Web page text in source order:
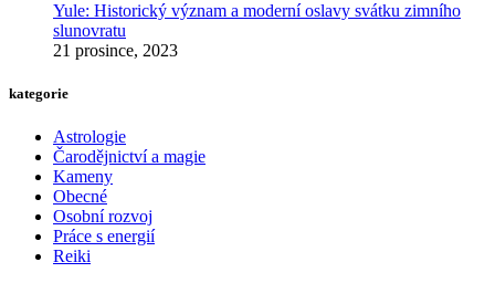
Yule: Historický význam a moderní oslavy svátku zimního
slunovratu
21 prosince, 2023
kategorie
Astrologie
Čarodějnictví a magie
Kameny
Obecné
Osobní rozvoj
Práce s energií
Reiki